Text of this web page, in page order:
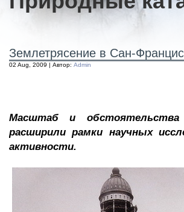
Землетрясение в Сан-
02 Aug, 2009 | Автор: Admin
Масштаб и
расширили рамки научных
активности.